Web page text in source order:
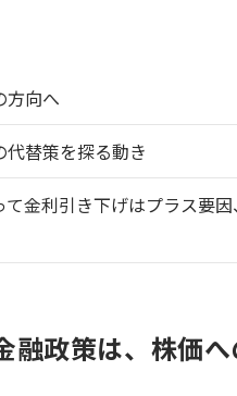
方向へ
代替策を探る動き
金利引き下げはプラス要
融政策は、株価